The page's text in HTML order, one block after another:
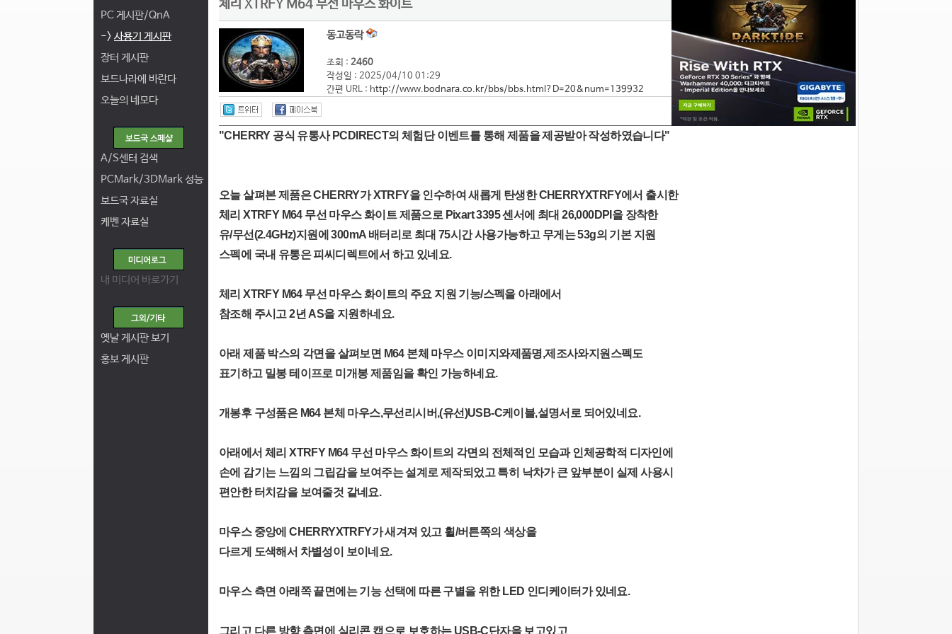
PC 게시판/QnA
-> 사용기 게시판
장터 게시판
보드나라에 바란다
오늘의 네모다
A/S센터 검색
PCMark/3DMark 성능
보드국 자료실
케벤 자료실
내 미디어 바로가기
옛날 게시판 보기
홍보 게시판
체리 XTRFY M64 무선 마우스 화이트
동고동락
조회 : 2460
작성일 : 2025/04/10 01:29
간편 URL : http://www.bodnara.co.kr/bbs/bbs.html?D=20&num=139932
"CHERRY 공식 유통사 PCDIRECT의 체험단 이벤트를 통해 제품을 제공받아 작성하였습니다"
오늘 살펴본 제품은 CHERRY가 XTRFY을 인수하여 새롭게 탄생한 CHERRYXTRFY에서 출시한
체리 XTRFY M64 무선 마우스 화이트 제품으로 Pixart 3395 센서에 최대 26,000DPI을 장착한
유/무선(2.4GHz)지원에 300mA 배터리로 최대 75시간 사용가능하고 무게는 53g의 기본 지원
스펙에 국내 유통은 피씨디렉트에서 하고 있네요.
체리 XTRFY M64 무선 마우스 화이트의 주요 지원 기능/스펙을 아래에서
참조해 주시고 2년 AS을 지원하네요.
아래 제품 박스의 각면을 살펴보면 M64 본체 마우스 이미지와제품명,제조사와지원스펙도
표기하고 밀봉 테이프로 미개봉 제품임을 확인 가능하네요.
개봉후 구성품은 M64 본체 마우스,무선리시버,(유선)USB-C케이블,설명서로 되어있네요.
아래에서 체리 XTRFY M64 무선 마우스 화이트의 각면의 전체적인 모습과 인체공학적 디자인에
손에 감기는 느낌의 그립감을 보여주는 설계로 제작되었고 특히 낙차가 큰 앞부분이 실제 사용시
편안한 터치감을 보여줄것 같네요.
마우스 중앙에 CHERRYXTRFY가 새겨져 있고 휠/버튼쪽의 색상을
다르게 도색해서 차별성이 보이네요.
마우스 측면 아래쪽 끝면에는 기능 선택에 따른 구별을 위한 LED 인디케이터가 있네요.
그리고 다른 방향 측면에 실리콘 캡으로 보호하는 USB-C단자을 보고있고